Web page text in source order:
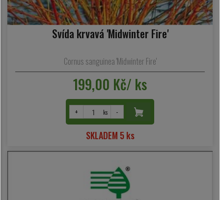
Svída krvavá 'Midwinter Fire'
Cornus sanguinea 'Midwinter Fire'
199,00 Kč/ ks
+ ks -
SKLADEM 5 ks